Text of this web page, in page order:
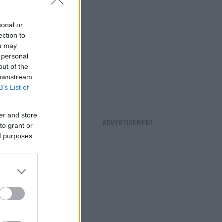
or
to
may
of the
List of
and store
grant or
purposes